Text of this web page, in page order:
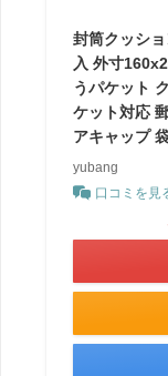
封筒クッシ
入 外寸
うパケット
ケット対応
アキャップ
yubang
口コミを見